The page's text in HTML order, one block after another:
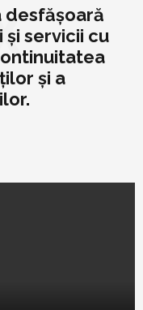
desfășoară
servicii cu
și a